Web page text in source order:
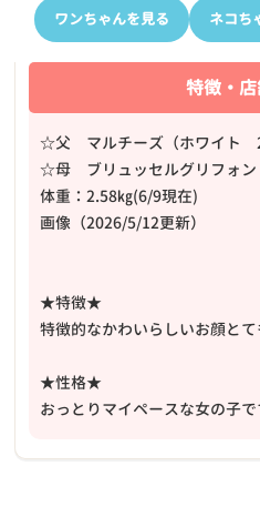
ワンちゃんを見る ネコち
特徴・
☆父 マルチーズ（ホワイト
☆母 ブリュッセルグリフォ
体重：2.58㎏(6/9現在)
画像（2026/5/12更新）
★特徴★
特徴的なかわいらしいお顔と
★性格★
おっとりマイペースな女の子で